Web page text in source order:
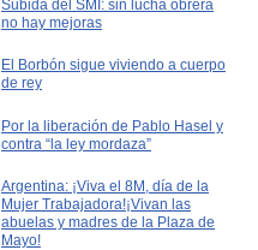
Subida del SMI: sin lucha obrera
no hay mejoras
El Borbón sigue viviendo a cuerpo
de rey
Por la liberación de Pablo Hasel y
contra “la ley mordaza”
Argentina: ¡Viva el 8M, día de la
Mujer Trabajadora!¡Vivan las
abuelas y madres de la Plaza de
Mayo!